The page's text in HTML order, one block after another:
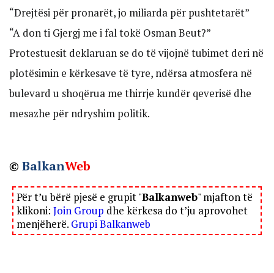
“Drejtësi për pronarët, jo miliarda për pushtetarët”
“A don ti Gjergj me i fal tokë Osman Beut?”
Protestuesit deklaruan se do të vijojnë tubimet deri në
plotësimin e kërkesave të tyre, ndërsa atmosfera në
bulevard u shoqërua me thirrje kundër qeverisë dhe
mesazhe për ndryshim politik.
© BalkanWeb
Për t’u bërë pjesë e grupit "Balkanweb" mjafton të
klikoni: Join Group dhe kërkesa do t’ju aprovohet
menjëherë. Grupi Balkanweb